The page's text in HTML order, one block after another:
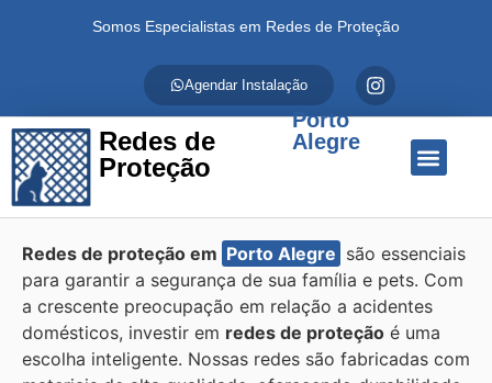
Somos Especialistas em Redes de Proteção
Agendar Instalação
Redes de
Proteção
Porto
Alegre
Redes de proteção em Porto Alegre são essenciais
para garantir a segurança de sua família e pets. Com
a crescente preocupação em relação a acidentes
domésticos, investir em redes de proteção é uma
escolha inteligente. Nossas redes são fabricadas com